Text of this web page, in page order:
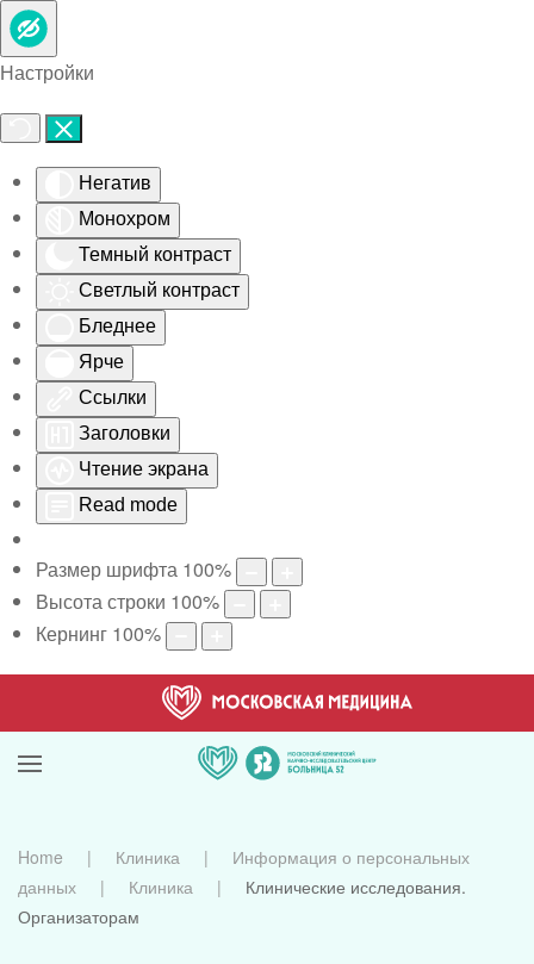
Настройки
Негатив
Монохром
Темный контраст
Светлый контраст
Бледнее
Ярче
Ссылки
Заголовки
Чтение экрана
Read mode
Размер шрифта 100%
Высота строки 100%
Кернинг 100%
Skip to main content
Home Клиника
Информация о персональных
данных
Клиника
Клинические исследования.
Организаторам